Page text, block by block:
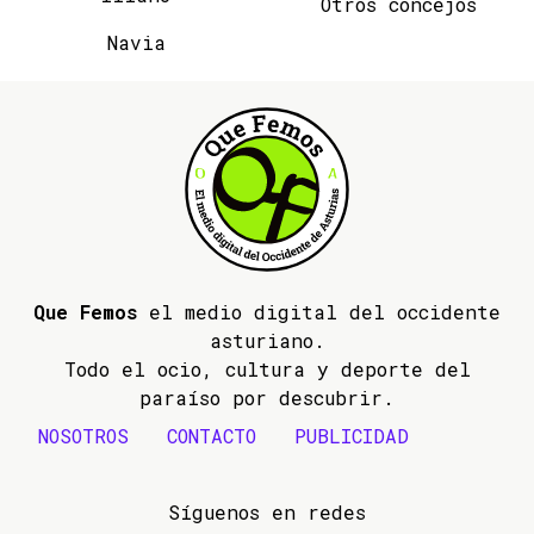
Navia
Que Femos el medio digital del occidente
asturiano.
Todo el ocio, cultura y deporte del
paraíso por descubrir.
NOSOTROS
CONTACTO PUBLICIDAD
Síguenos en redes